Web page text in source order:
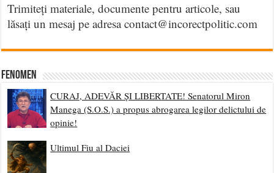
Trimiteți materiale, documente pentru articole, sau
lăsați un mesaj pe adresa contact@incorectpolitic.com
Fenomen
CURAJ, ADEVĂR ȘI LIBERTATE! Senatorul Miron
Manega (S.O.S.) a propus abrogarea legilor delictului de
opinie!
Ultimul Fiu al Daciei